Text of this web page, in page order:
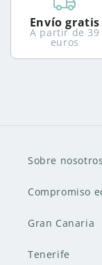
Envío gratis
A partir de 39
euros
Sobre nosotros
Compromiso
Gran Canaria
Tenerife